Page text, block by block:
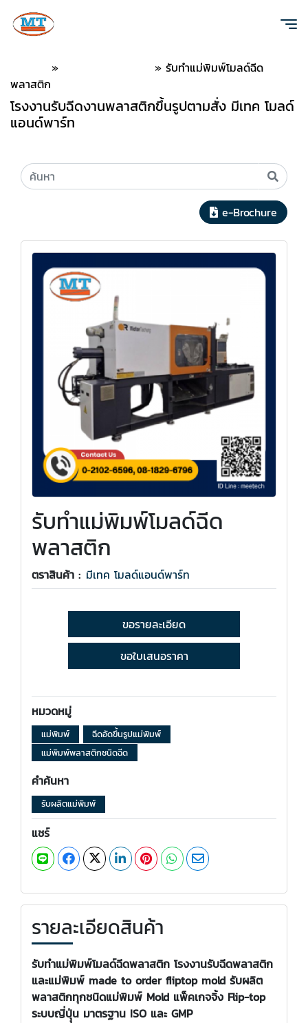
» » รับทำแม่พิมพ์โมลด์ฉีด
พลาสติก
โรงงานรับฉีดงานพลาสติกขึ้นรูปตามสั่ง มีเทค โมลด์
แอนด์พาร์ท
e-Brochure
รับทำแม่พิมพ์โมลด์ฉีด
พลาสติก
ตราสินค้า : มีเทค โมลด์แอนด์พาร์ท
ขอรายละเอียด
ขอใบเสนอราคา
หมวดหมู่
แม่พิมพ์
ฉีดอัดขึ้นรูปแม่พิมพ์
แม่พิมพ์พลาสติกชนิดฉีด
คำค้นหา
รับผลิตแม่พิมพ์
แชร์
รายละเอียดสินค้า
รับทำแม่พิมพ์โมลด์ฉีดพลาสติก โรงงานรับฉีดพลาสติก
และแม่พิมพ์ made to order fliptop mold รับผลิต
พลาสติกทุกชนิดแม่พิมพ์ Mold แพ็คเกจจิ้ง Flip-top
ระบบญี่ปุุ่น มาตรฐาน ISO และ GMP